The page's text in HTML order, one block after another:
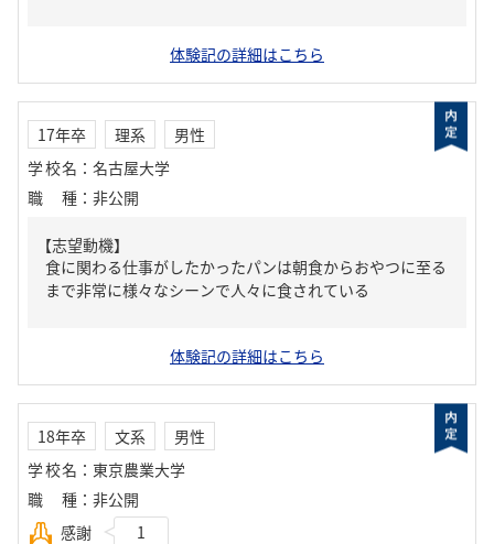
体験記の詳細はこちら
17年卒 理系
男性
学校名 ： 名古屋大学
職種 ： 非公開
【志望動機】
食に関わる仕事がしたかったパンは朝食からおやつに至る
まで非常に様々なシーンで人々に食されている
体験記の詳細はこちら
18年卒 文系
男性
学校名 ： 東京農業大学
職種 ： 非公開
感謝
1